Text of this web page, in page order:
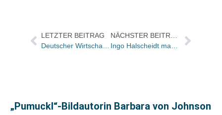
LETZTER BEITRAG
Deutscher Wirtschaftsbuchpreis 2012: Die Shortlist
NÄCHSTER BEITRAG
Ingo Halscheidt macht Vertrieb bei bei BuchVertrieb Blank / Elmar Junker neuer Key-Accounter
„Pumuckl“-Bildautorin Barbara von Johnson